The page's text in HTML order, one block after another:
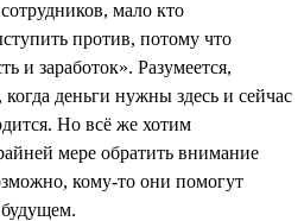
мало кто
против, потому что
и заработок». Разумеется,
деньги нужны здесь и сейчас
Но всё же хотим
мере обратить внимание
кому-то они помогут